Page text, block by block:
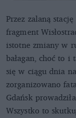
Przez zalaną
fragment
istotne zmiany w
bałagan, choć to
się w ciągu dnia
zorganizowano
Gdańsk
Wszystko to